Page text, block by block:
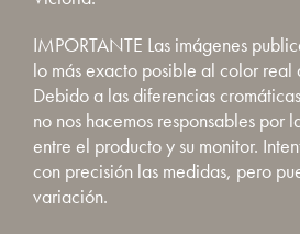
IMPORTANTE Las imágenes
lo más exacto posible al color real
Debido a las diferencias
no nos hacemos responsables por
entre el producto y su monitor.
con precisión las medidas, pero
variación.